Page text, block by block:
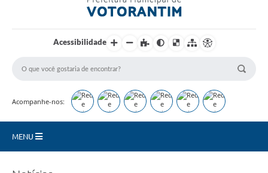
Acessibilidade
Acompanhe-nos:
MENU